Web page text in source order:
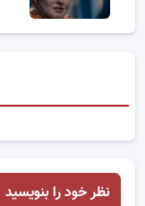
نظر خود را بنویسید